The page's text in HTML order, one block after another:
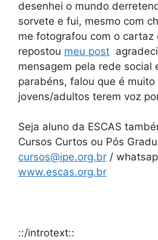
desenhei o mundo
sorvete e fui, mesmo com
me fotografou com o cartaz
repostou meu post
mensagem pela rede social
parabéns, falou que é
jovens/adultos terem voz
Seja aluno da ESCAS
Cursos Curtos ou Pós
cursos@ipe.org.br /
www.escas.org.br
::/introtext::